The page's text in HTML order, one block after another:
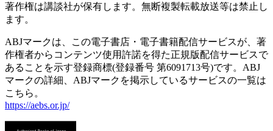
著作権は講談社が保有します。無断複製転載放送等は禁止し
ます。
ABJマークは、この電子書店・電子書籍配信サービスが、著
作権者からコンテンツ使用許諾を得た正規版配信サービスで
あることを示す登録商標(登録番号 第6091713号)です。ABJ
マークの詳細、ABJマークを掲示しているサービスの一覧は
こちら。
https://aebs.or.jp/